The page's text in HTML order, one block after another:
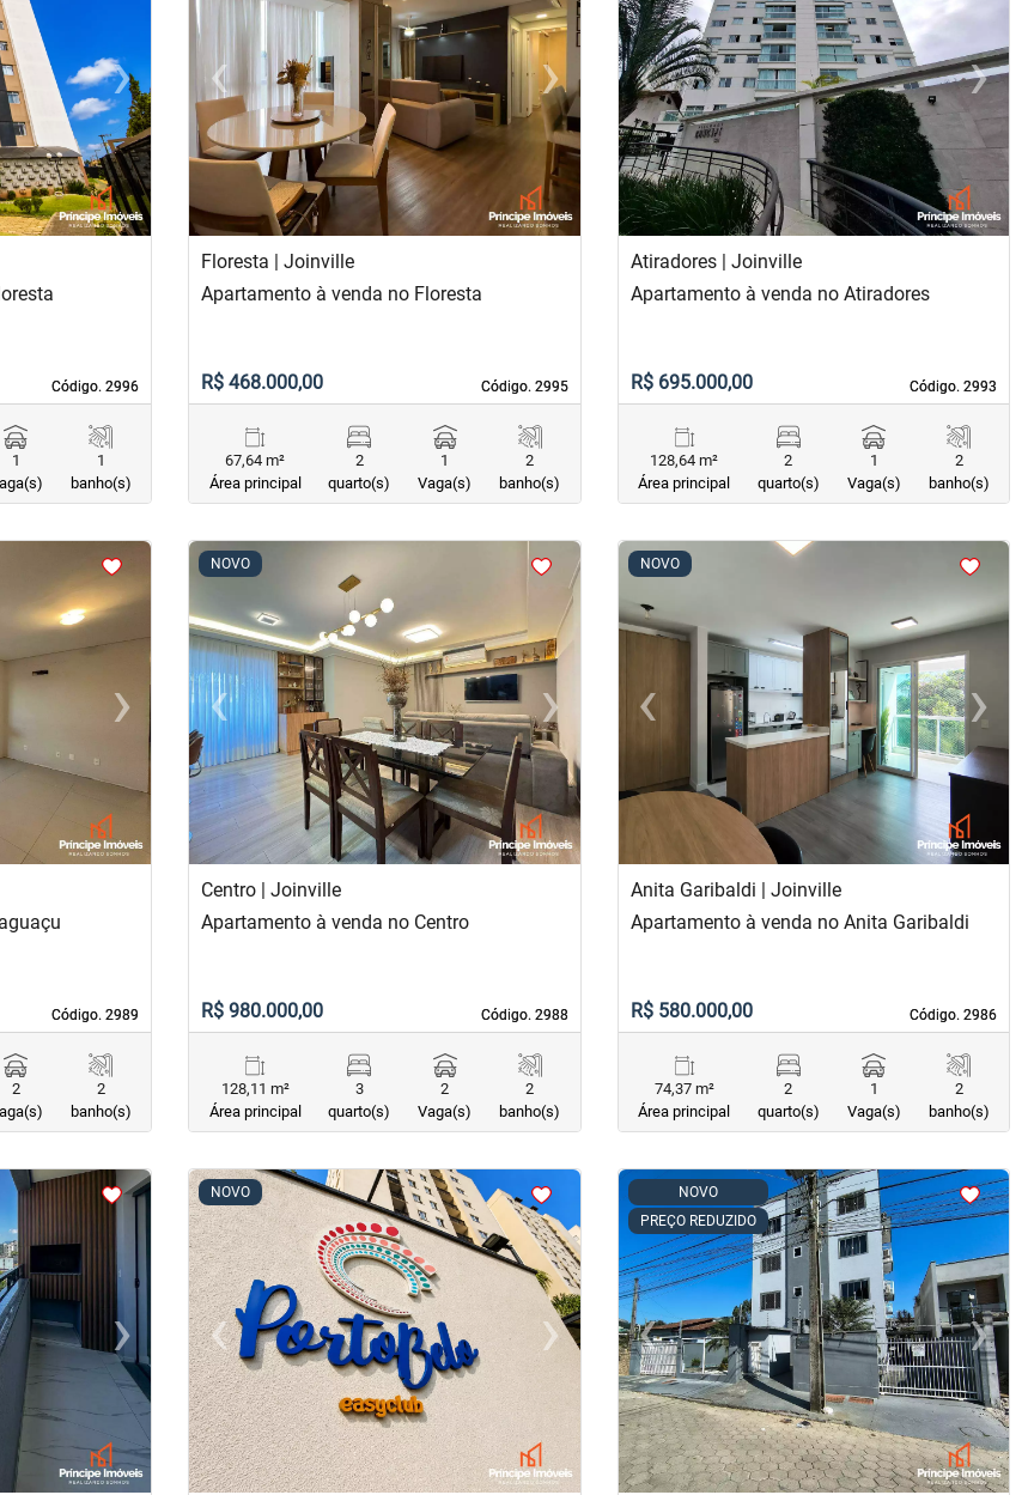
›Next
Código. 2996
Código. 2996
1
1
banho(s)
‹
Previous ›Next
Floresta | Joinville
Código. 2995
Código. 2995
Apartamento à venda no Floresta
R$ 468.000,00
67,64 m²
Área principal
2
quarto(s)
1
Vaga(s)
2
banho(s)
‹Previous ›Next
Atiradores | Joinville
Código. 2993
Código. 2993
Apartamento à venda no Atiradores
R$ 695.000,00
128,64 m²
Área principal
2
quarto(s)
1
Vaga(s)
2
banho(s)
›Next
Código. 2989
Código. 2989
2
2
banho(s)
NOVO
<<<<
‹Previous ›Next
Centro | Joinville
Código. 2988
Código. 2988
Apartamento à venda no Centro
R$ 980.000,00
128,11 m²
Área principal
3
quarto(s)
2
Vaga(s)
2
banho(s)
NOVO
< <<<
‹Previous ›Next
Anita Garibaldi | Joinville
Código. 2986
Código. 2986
Apartamento à venda no Anita Garibaldi
R$ 580.000,00
74,37 m²
Área principal
2
quarto(s)
1
Vaga(s)
2
banho(s)
›Next
NOVO
<<<<
‹Previous ›
Next
NOVO
PREÇO REDUZIDO
< <<<
‹Previous ›Next